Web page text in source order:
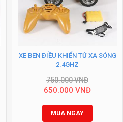
XE BEN ĐIỀU KHIỂN TỪ XA SÓNG
2.4GHZ
750.000VNĐ
650.000 VNĐ
MUA NGAY